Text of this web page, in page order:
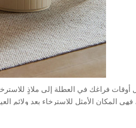
أوقات فراغك في العطلة إلى ملاذٍ
المكان الأمثل للاسترخاء بعد ولائم